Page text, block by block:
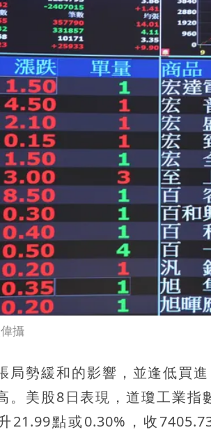
攝
局勢緩和的影響，並逢低買
。美股8日表現，道瓊工業指
21.99點或0.30%，收